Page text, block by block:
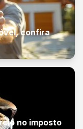
confira
no imposto